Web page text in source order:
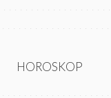
HOROSKOP